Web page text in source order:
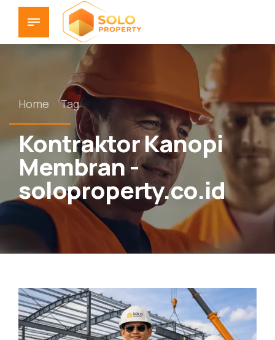
Home Tag
Kontraktor Kanopi
Membran -
soloproperty.co.id